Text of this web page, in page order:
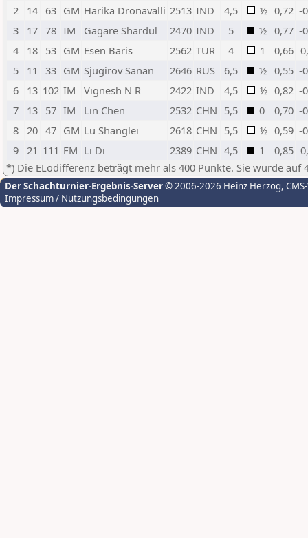
2
14 63 GM Harika Dronavalli 2513 IND 4,5 ½ 0,72 -
3
17 78 IM Gagare Shardul 2470 IND 5 ½ 0,77 -
4
18 53 GM Esen Baris 2562 TUR 4 1 0,66
5
11 33 GM Sjugirov Sanan 2646 RUS 6,5 ½ 0,55 -
6
13 102 IM Vignesh N R 2422 IND 4,5 ½ 0,82 -
7
13 57 IM Lin Chen 2532 CHN 5,5 0 0,70 -
8
20 47 GM Lu Shanglei 2618 CHN 5,5 ½ 0,59 -
9
21 111 FM Li Di 2389 CHN 4,5 1 0,85
*) Die ELodifferenz beträgt mehr als 400 Punkte. Sie wurde auf
Der Schachturnier-Ergebnis-Server© 2006-2026 Heinz Herzog,
Impressum / Nutzungsbedingungen